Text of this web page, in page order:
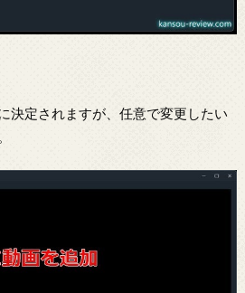
決定されますが、任意で変更したい